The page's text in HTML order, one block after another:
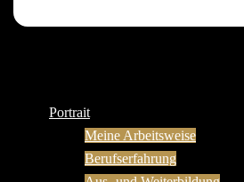
Portrait
Meine Arbeitsweise
Berufserfahrung